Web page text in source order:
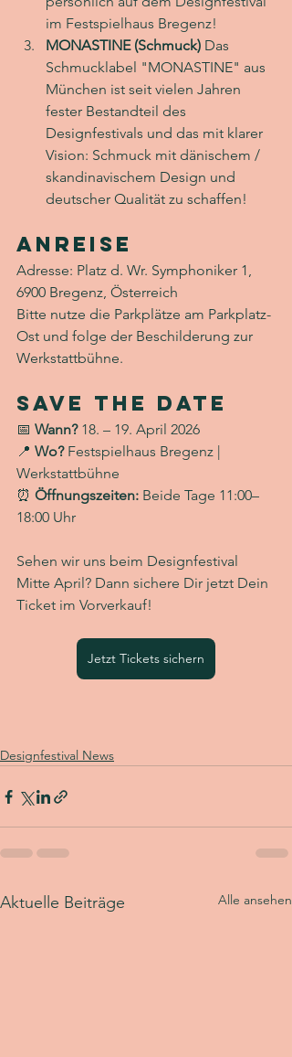
im Festspielhaus Bregenz!
MONASTINE (Schmuck) Das
Schmucklabel "MONASTINE" aus
München ist seit vielen Jahren
fester Bestandteil des
Designfestivals und das mit klarer
Vision: Schmuck mit dänischem /
skandinavischem Design und
deutscher Qualität zu schaffen!
Anreise
Adresse: Platz d. Wr. Symphoniker 1,
6900 Bregenz, Österreich
Bitte nutze die Parkplätze am Parkplatz-
Ost und folge der Beschilderung zur
Werkstattbühne.
Save the Date
📅 Wann? 18. – 19. April 2026
📍 Wo? Festspielhaus Bregenz |
Werkstattbühne
⏰ Öffnungszeiten: Beide Tage 11:00–
18:00 Uhr
Sehen wir uns beim Designfestival
Mitte April? Dann sichere Dir jetzt Dein
Ticket im Vorverkauf!
Jetzt Tickets sichern
Designfestival News
Aktuelle Beiträge Alle ansehen